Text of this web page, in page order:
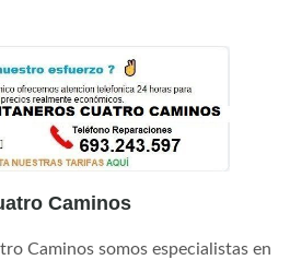
Caminos
Caminos somos especialistas en